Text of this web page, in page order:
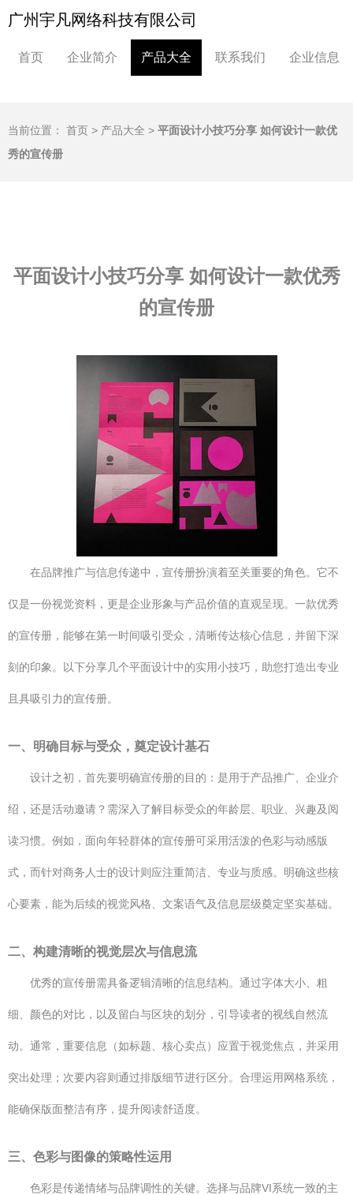
广州宇凡网络科技有限公司
首页 企业简介 产品大全 联系我们 企业信息
当前位置： 首页 > 产品大全 > 平面设计小技巧分享 如何设计一款优
秀的宣传册
平面设计小技巧分享 如何设计一款优秀
的宣传册
在品牌推广与信息传递中，宣传册扮演着至关重要的角色。它不
仅是一份视觉资料，更是企业形象与产品价值的直观呈现。一款优秀
的宣传册，能够在第一时间吸引受众，清晰传达核心信息，并留下深
刻的印象。以下分享几个平面设计中的实用小技巧，助您打造出专业
且具吸引力的宣传册。
一、明确目标与受众，奠定设计基石
设计之初，首先要明确宣传册的目的：是用于产品推广、企业介
绍，还是活动邀请？需深入了解目标受众的年龄层、职业、兴趣及阅
读习惯。例如，面向年轻群体的宣传册可采用活泼的色彩与动感版
式，而针对商务人士的设计则应注重简洁、专业与质感。明确这些核
心要素，能为后续的视觉风格、文案语气及信息层级奠定坚实基础。
二、构建清晰的视觉层次与信息流
优秀的宣传册需具备逻辑清晰的信息结构。通过字体大小、粗
细、颜色的对比，以及留白与区块的划分，引导读者的视线自然流
动。通常，重要信息（如标题、核心卖点）应置于视觉焦点，并采用
突出处理；次要内容则通过排版细节进行区分。合理运用网格系统，
能确保版面整洁有序，提升阅读舒适度。
三、色彩与图像的策略性运用
色彩是传递情绪与品牌调性的关键。选择与品牌VI系统一致的主